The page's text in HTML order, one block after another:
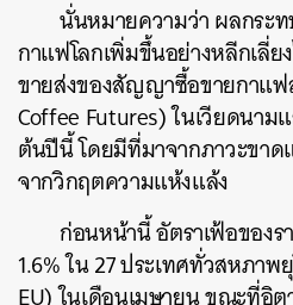
นั่นหมายความว่า ผลกระ
กาแฟโลกเพิ่มขึ้นอย่างหลีกเลี่ย
ขายส่งของสัญญาซื้อขายกาแฟ
Coffee Futures) ในเวียดนา
ต้นปีนี้ โดยมีที่มาจากภาวะขา
จากวิกฤตความแห้งแล้ง
ก่อนหน้านี้ อัตราเฟ้อของ
1.6% ใน 27 ประเทศทั่วสหภา